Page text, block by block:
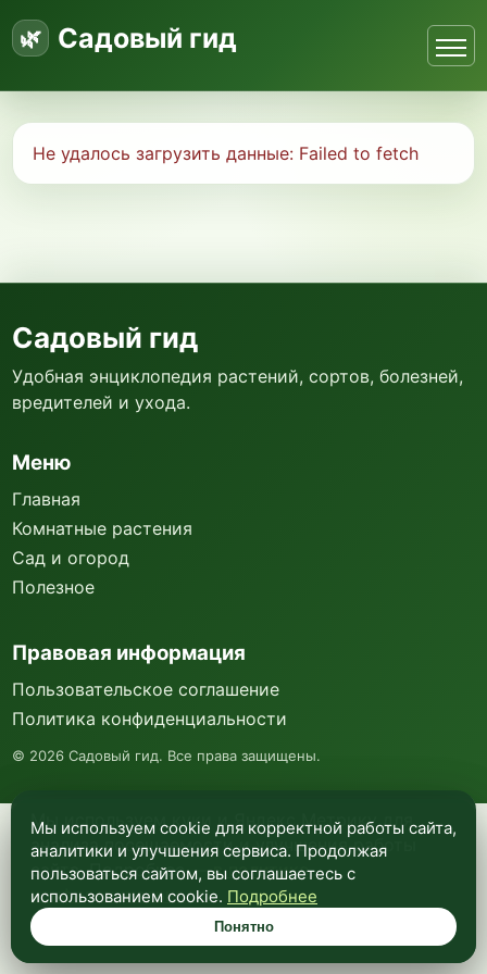
Садовый гид
Не удалось загрузить данные: Failed to fetch
Мы используем куки и Яндекс Метрику для
анализа посещаемости и улучшения работы
сайта. Подробнее —в политике
конфиденциальности.
Понятно
Садовый гид
Удобная энциклопедия растений, сортов, болезней,
вредителей и ухода.
Меню
Главная
Комнатные растения
Сад и огород
Полезное
Правовая информация
Пользовательское соглашение
Политика конфиденциальности
© 2026 Садовый гид. Все права защищены.
Мы используем cookie для корректной работы сайта,
аналитики и улучшения сервиса. Продолжая
пользоваться сайтом, вы соглашаетесь с
использованием cookie. Подробнее
Понятно